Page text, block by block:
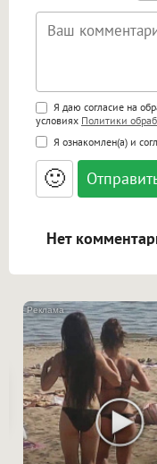
Поддержка
<b>, <strong>,
<small>, <sup>,
<blockquote>,
адреса URL
ссылками, и
Я даю согласие на
условиях Политики
Я ознакомлен(а) и
🙂
Нет